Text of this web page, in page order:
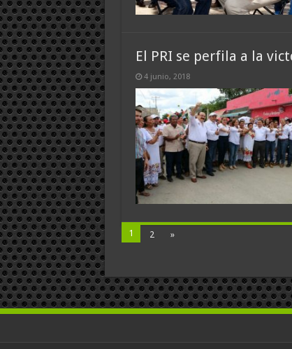
El PRI se perfila a la
4 junio, 2018
1 2 »